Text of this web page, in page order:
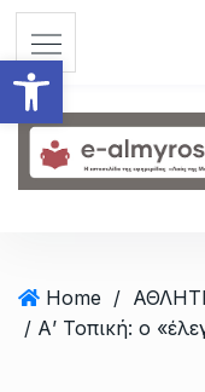
Ανοίξτε
Home /